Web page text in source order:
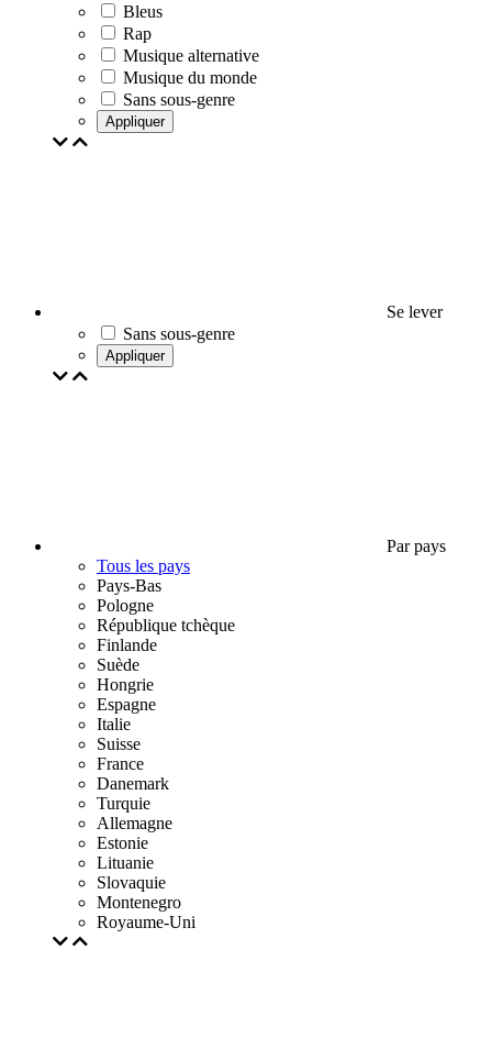
Bleus
Rap
Musique alternative
Musique du monde
Sans sous-genre
Appliquer
Se lever
Sans sous-genre
Appliquer
Par pays
Tous les pays
Pays-Bas
Pologne
République tchèque
Finlande
Suède
Hongrie
Espagne
Italie
Suisse
France
Danemark
Turquie
Allemagne
Estonie
Lituanie
Slovaquie
Montenegro
Royaume-Uni